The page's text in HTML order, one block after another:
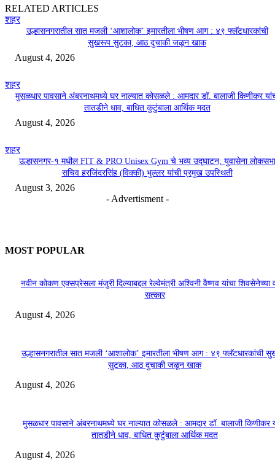
RELATED ARTICLES
शहर
उल्हासनगरातील सात मजली ‘आशालोक’ इमारतीला भीषण आग : ४९ फ्लॅटधारकांची
सुखरूप सुटका, आठ दुचाकी जळून खाक
August 4, 2026
शहर
मुसळधार पावसाने अंबरनाथमध्ये घर नाल्यात कोसळले : आमदार डॉ. बालाजी किणीकर
तातडीने धाव, बाधित कुटुंबाला आर्थिक मदत
August 4, 2026
शहर
उल्हासनगर-१ मधील FIT & PRO Unisex Gym चे भव्य उद्घाटन; युवासेना लोकसभा
सचिव हरजिंदरसिंह (विक्की) भुल्लर यांची प्रमुख उपस्थिती
August 3, 2026
- Advertisment -
MOST POPULAR
नवीन कोकण एक्सप्रेसला मंजुरी दिल्याबद्दल रेल्वेमंत्री अश्विनी वैष्णव यांचा शिवसेनेच्या
सत्कार
August 4, 2026
उल्हासनगरातील सात मजली ‘आशालोक’ इमारतीला भीषण आग : ४९ फ्लॅटधारकांची
सुटका, आठ दुचाकी जळून खाक
August 4, 2026
मुसळधार पावसाने अंबरनाथमध्ये घर नाल्यात कोसळले : आमदार डॉ. बालाजी किणीकर
तातडीने धाव, बाधित कुटुंबाला आर्थिक मदत
August 4, 2026